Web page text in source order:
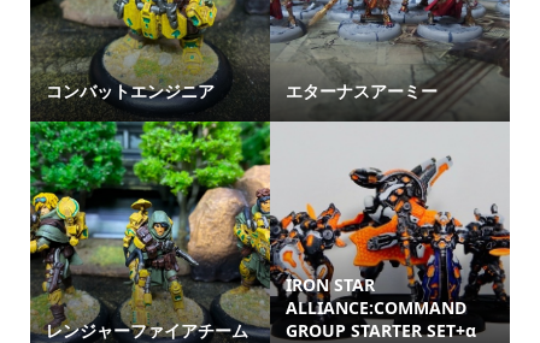
コンバットエンジニア エターナスアーミー
レンジャーファイアチーム
IRON STAR
ALLIANCE:COMMAND
GROUP STARTER SET+α